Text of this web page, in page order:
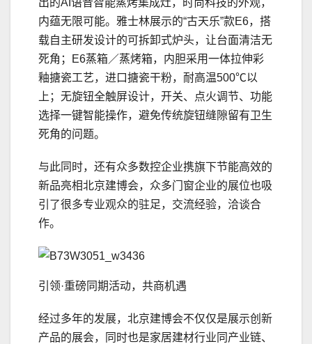
内蕴无限可能。雅士林展示的“古天乐”款E6，搭
载自主研发设计的可拆卸式炉头，让台面清洁无
死角；E6蒸箱／蒸烤箱，内胆采用一体拉伸彩
釉搪瓷工艺，进口搪瓷干粉，耐高温500℃以
上；无旋钮全触屏设计，开关、点火调节、功能
选择一键智能操作，避免传统旋钮缝隙留有卫生
死角的问题。
与此同时，还有众多数控企业携旗下节能高效的
新品亮相北京建博会，众多门窗企业的展位也吸
引了很多专业观众的驻足，交流经验，洽谈合
作。
引领·重磅同期活动，共商机遇
经过多年的发展，北京建博会不仅仅是展示创新
产品的展会，同时也是家居建材行业同产业链、